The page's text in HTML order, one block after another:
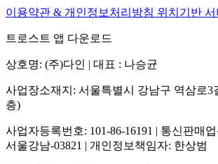
이용약관 & 개인정보처리방침 위치기반
트로스트 앱 다운로드
상호명: (주)다인 | 대표 : 나승균
사업장소재지: 서울특별시 강남구 역삼로3
층)
사업자등록번호: 101-86-16191 | 통신판매
서울강남-03821 | 개인정보책임자: 한상범